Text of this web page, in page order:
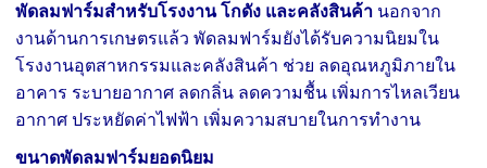
พัดลมฟาร์มสำหรับโรงงาน โกดัง และคลังสินค้า นอกจาก
งานด้านการเกษตรแล้ว พัดลมฟาร์มยังได้รับความนิยมใน
โรงงานอุตสาหกรรมและคลังสินค้า ช่วย ลดอุณหภูมิภายใน
อาคาร ระบายอากาศ ลดกลิ่น ลดความชื้น เพิ่มการไหลเวียน
อากาศ ประหยัดค่าไฟฟ้า เพิ่มความสบายในการทำงาน
ขนาดพัดลมฟาร์มยอดนิยม